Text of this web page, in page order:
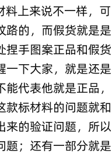
料上来说不一样，可
路的，而假货就是是
捏手图案正品和假货
一下大家，就是还是
代表他就是正品，
款标材料的问题就和
来的验证问题，所以
题；还有一部分就是